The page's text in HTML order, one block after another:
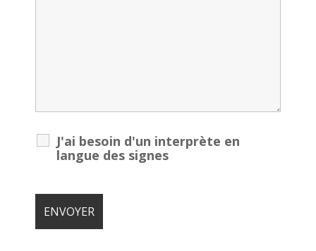
J'ai besoin d'un interprète en
langue des signes